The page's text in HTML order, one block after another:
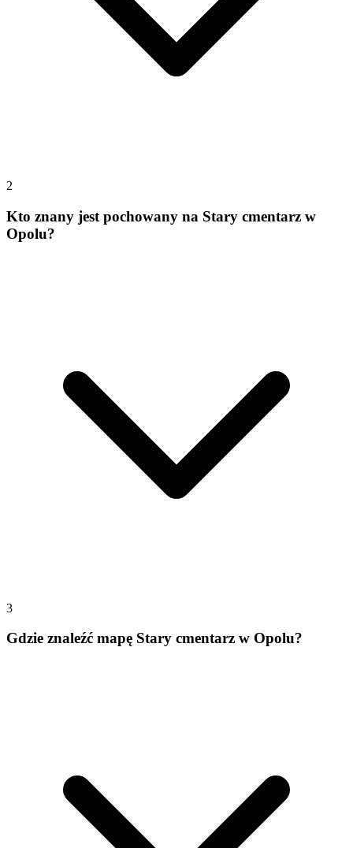
2
Kto znany jest pochowany na Stary cmentarz w
Opolu?
3
Gdzie znaleźć mapę Stary cmentarz w Opolu?